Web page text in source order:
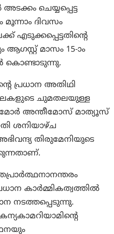
ചെയ്യപ്പെട്ട
മൂന്നാം ദിവസം
എടുക്കപ്പെട്ടതിന്‍റെ
മാസം 15-ാം
കൊണ്ടാടുന്നു.
പ്രധാന അതിഥി
ചുമതലയുള്ള
മോര്‍ അന്തീമോസ് മാത്യൂസ്
ശനിയാഴ്ച
തിരുമേനിയുടെ
കാര്‍മ്മികത്വത്തില്‍
നടത്തപ്പെടുന്നു.